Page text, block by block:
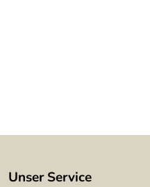
Unser Service